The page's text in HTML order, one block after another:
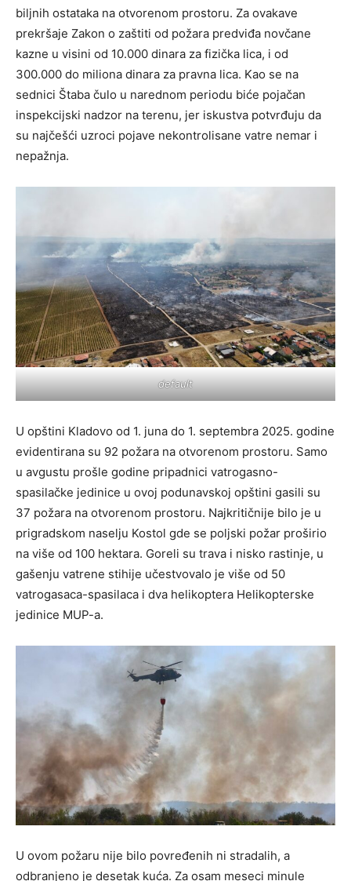
biljnih ostataka na otvorenom prostoru. Za ovakave
prekršaje Zakon o zaštiti od požara predviđa novčane
kazne u visini od 10.000 dinara za fizička lica, i od
300.000 do miliona dinara za pravna lica. Kao se na
sednici Štaba čulo u narednom periodu biće pojačan
inspekcijski nadzor na terenu, jer iskustva potvrđuju da
su najčešći uzroci pojave nekontrolisane vatre nemar i
nepažnja.
default
U opštini Kladovo od 1. juna do 1. septembra 2025. godine
evidentirana su 92 požara na otvorenom prostoru. Samo
u avgustu prošle godine pripadnici vatrogasno-
spasilačke jedinice u ovoj podunavskoj opštini gasili su
37 požara na otvorenom prostoru. Najkritičnije bilo je u
prigradskom naselju Kostol gde se poljski požar proširio
na više od 100 hektara. Goreli su trava i nisko rastinje, u
gašenju vatrene stihije učestvovalo je više od 50
vatrogasaca-spasilaca i dva helikoptera Helikopterske
jedinice MUP-a.
U ovom požaru nije bilo povređenih ni stradalih, a
odbranjeno je desetak kuća. Za osam meseci minule